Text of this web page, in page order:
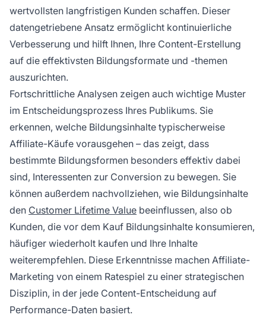
wertvollsten langfristigen Kunden schaffen. Dieser
datengetriebene Ansatz ermöglicht kontinuierliche
Verbesserung und hilft Ihnen, Ihre Content-Erstellung
auf die effektivsten Bildungsformate und -themen
auszurichten.
Fortschrittliche Analysen zeigen auch wichtige Muster
im Entscheidungsprozess Ihres Publikums. Sie
erkennen, welche Bildungsinhalte typischerweise
Affiliate-Käufe vorausgehen – das zeigt, dass
bestimmte Bildungsformen besonders effektiv dabei
sind, Interessenten zur Conversion zu bewegen. Sie
können außerdem nachvollziehen, wie Bildungsinhalte
den Customer Lifetime Value beeinflussen, also ob
Kunden, die vor dem Kauf Bildungsinhalte konsumieren,
häufiger wiederholt kaufen und Ihre Inhalte
weiterempfehlen. Diese Erkenntnisse machen Affiliate-
Marketing von einem Ratespiel zu einer strategischen
Disziplin, in der jede Content-Entscheidung auf
Performance-Daten basiert.